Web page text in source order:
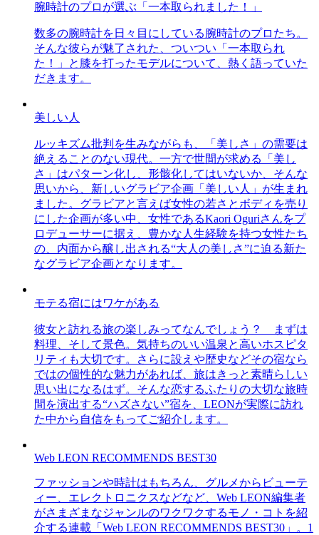
腕時計のプロが選ぶ「一本取られました！」
数多の腕時計を日々目にしている腕時計のプロたち。
そんな彼らが魅了された、ついつい「一本取られ
た！」と膝を打ったモデルについて、熱く語っていた
だきます。
美しい人
ルッキズム批判を生みながらも、「美しさ」の需要は
絶えることのない現代。一方で世間が求める「美し
さ」はパターン化し、形骸化してはいないか、そんな
思いから、新しいグラビア企画「美しい人」が生まれ
ました。グラビアと言えば女性の若さとボディを売り
にした企画が多い中、女性であるKaori Oguriさんをプ
ロデューサーに据え、豊かな人生経験を持つ女性たち
の、内面から醸し出される“大人の美しさ”に迫る新た
なグラビア企画となります。
モテる宿にはワケがある
彼女と訪れる旅の楽しみってなんでしょう？ まずは
料理、そして景色。気持ちのいい温泉と高いホスピタ
リティも大切です。さらに設えや歴史などその宿なら
ではの個性的な魅力があれば、旅はきっと素晴らしい
思い出になるはず。そんな恋するふたりの大切な旅時
間を演出する“ハズさない”宿を、LEONが実際に訪れ
た中から自信をもってご紹介します。
Web LEON RECOMMENDS BEST30
ファッションや時計はもちろん、グルメからビューテ
ィー、エレクトロニクスなどなど、Web LEON編集者
がさまざまなジャンルのワクワクするモノ・コトを紹
介する連載「Web LEON RECOMMENDS BEST30」。1